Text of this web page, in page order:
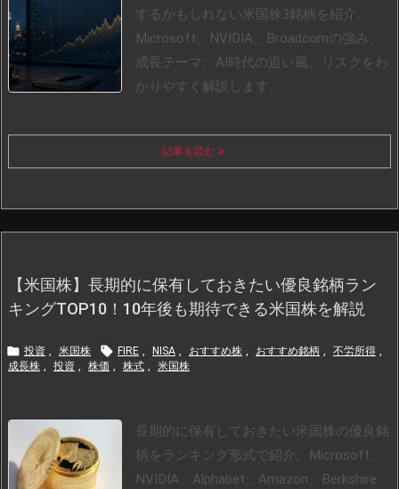
するかもしれない米国株3銘柄を紹介。
Microsoft、NVIDIA、Broadcomの強み、
成長テーマ、AI時代の追い風、リスクをわ
かりやすく解説します。
記事を読む ...
【米国株】長期的に保有しておきたい優良銘柄ラン
キングTOP10！10年後も期待できる米国株を解説
 投資 , 米国株  FIRE , NISA , おすすめ株 , おすすめ銘柄 , 不労所得 ,
成長株 , 投資 , 株価 , 株式 , 米国株
長期的に保有しておきたい米国株の優良銘
柄をランキング形式で紹介。Microsoft、
NVIDIA、Alphabet、Amazon、Berkshire